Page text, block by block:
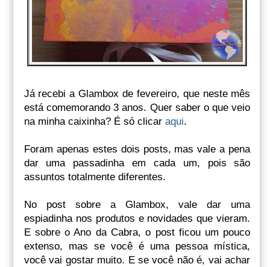
Já recebi a Glambox de fevereiro, que neste mês
está comemorando 3 anos. Quer saber o que veio
na minha caixinha? É só clicar aqui.
Foram apenas estes dois posts, mas vale a pena
dar uma passadinha em cada um, pois são
assuntos totalmente diferentes.
No post sobre a Glambox, vale dar uma
espiadinha nos produtos e novidades que vieram.
E sobre o Ano da Cabra, o post ficou um pouco
extenso, mas se você é uma pessoa mística,
você vai gostar muito. E se você não é, vai achar